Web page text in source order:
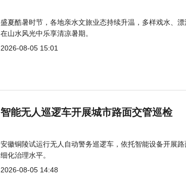
盛夏酷暑时节，各地亲水文旅业态持续升温，多样戏水、
在山水风光中乐享清凉暑期。
2026-08-05 15:01
智能无人巡逻车开展城市路面交管巡检
安徽铜陵试运行无人自动警务巡逻车，依托智能设备开展
细化治理水平。
2026-08-05 14:48